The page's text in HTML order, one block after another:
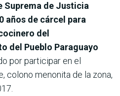
Suprema de Justicia
años de cárcel para
del
del Pueblo Paraguayo
por participar en el
colono menonita de la zona,